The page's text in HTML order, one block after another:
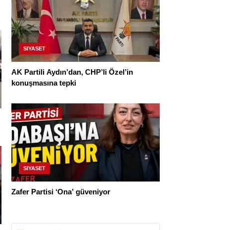
SIYASET
AK Partili Aydın’dan, CHP’li Özel’in
konuşmasına tepki
SIYASET
Zafer Partisi ‘Ona’ güveniyor